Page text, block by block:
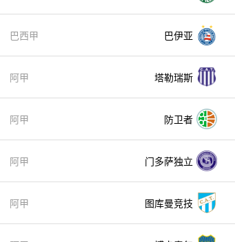
巴西甲 巴伊亚
阿甲 塔勒瑞斯
阿甲 防卫者
阿甲 门多萨独立
阿甲 图库曼竞技